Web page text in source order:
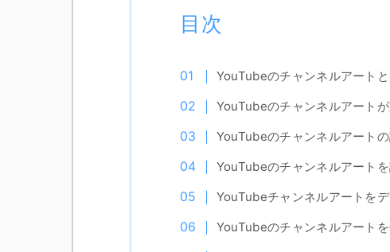
目次
YouTubeのチャンネルアートと
YouTubeのチャンネルアート
YouTubeのチャンネルアート
YouTubeのチャンネルアート
YouTubeチャンネルアートを
YouTubeのチャンネルアート